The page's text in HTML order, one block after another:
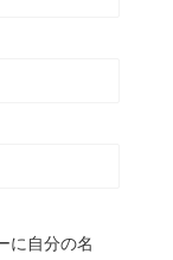
に自分の名